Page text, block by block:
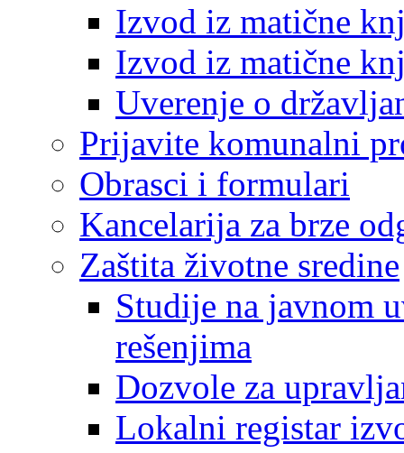
Izvod iz matične
Izvod iz matične
Uverenje o
Prijavite komunalni
Obrasci i formulari
Kancelarija za brze
Zaštita životne sredine
Studije na javnom
rešenjima
Dozvole za
Lokalni registar